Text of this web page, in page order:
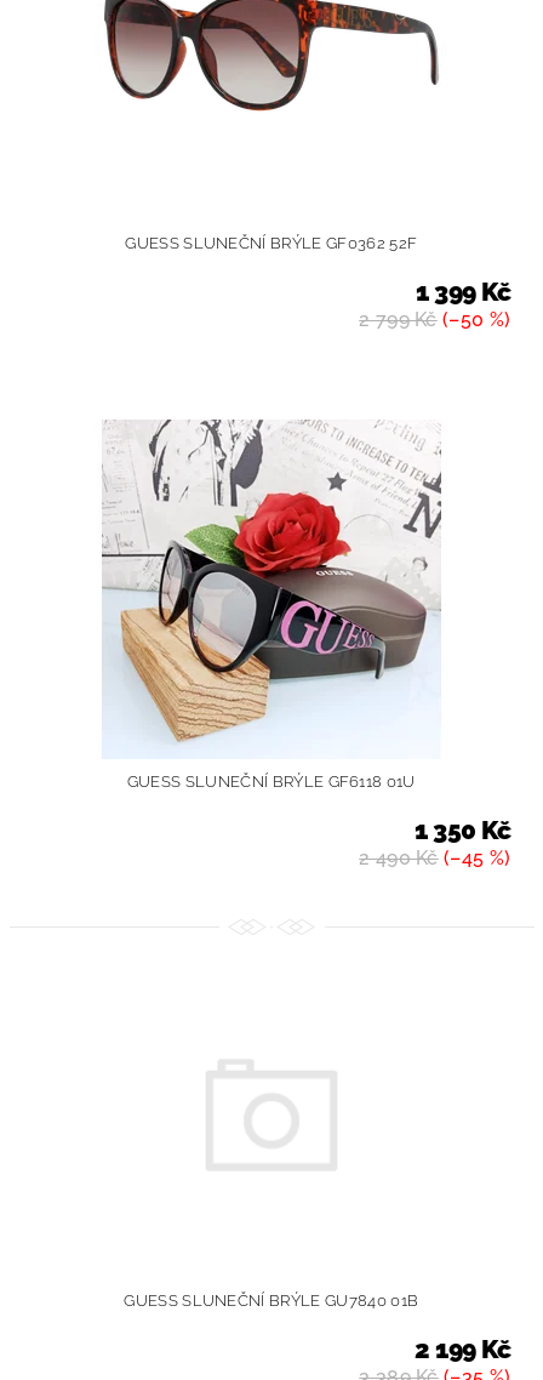
GUESS SLUNEČNÍ BRÝLE GF0362 52F
2 799 Kč(–50 %)
1 399 Kč
GUESS SLUNEČNÍ BRÝLE GF6118 01U
2 490 Kč(–45 %)
1 350 Kč
GUESS SLUNEČNÍ BRÝLE GU7840 01B
2 199 Kč